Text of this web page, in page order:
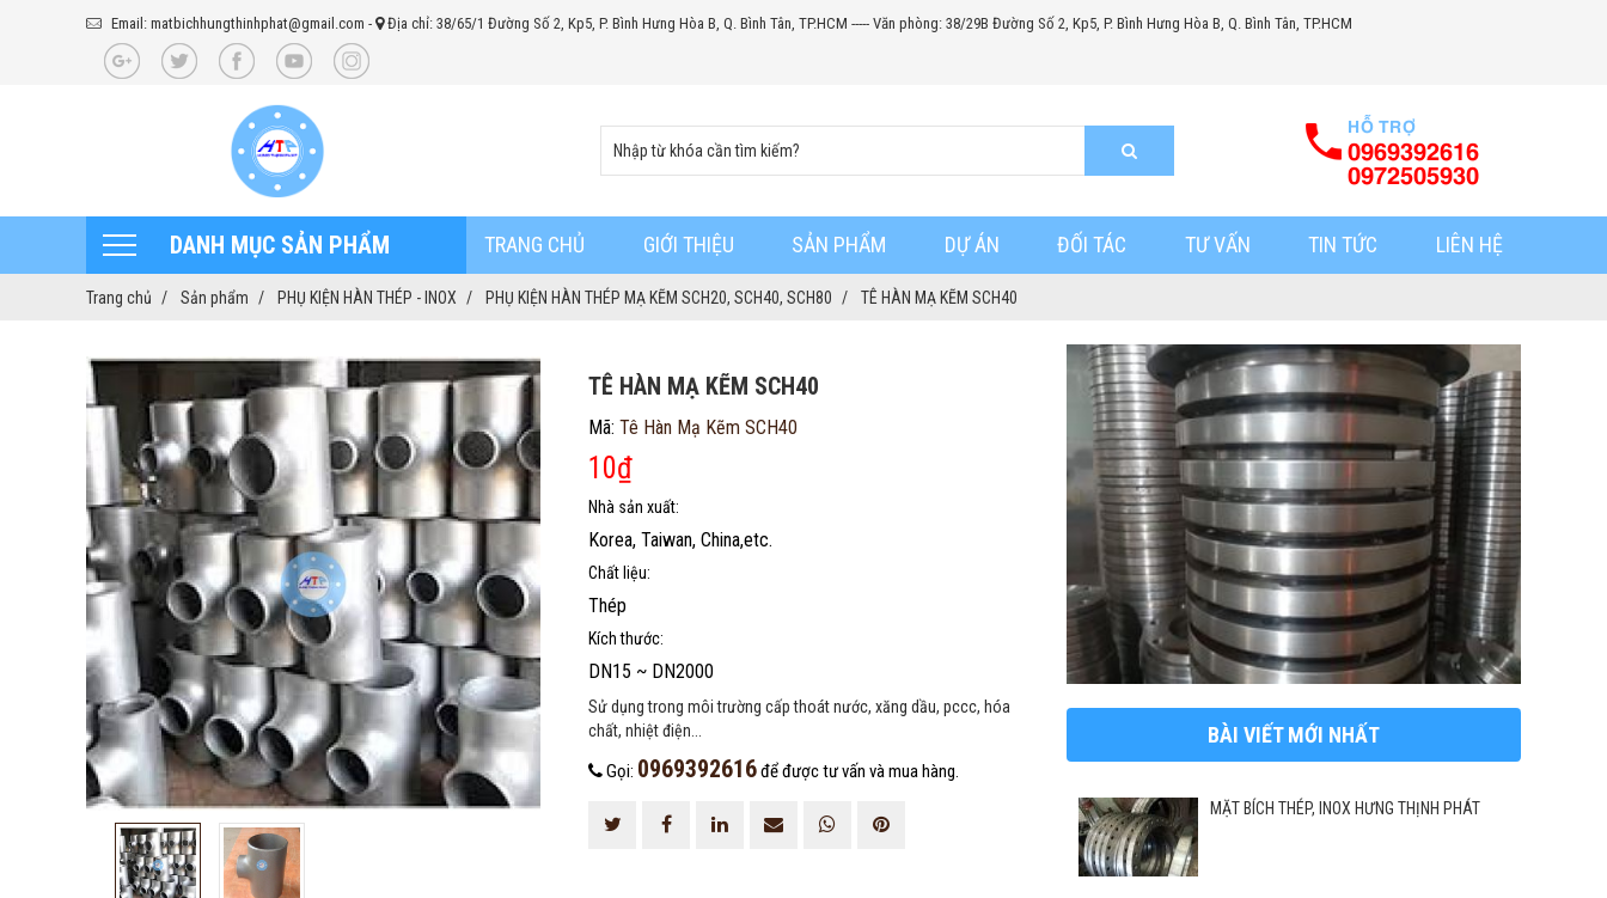
Email: matbichhungthinhphat@gmail.com - Địa chỉ: 38/65/1 Đường Số 2, Kp5, P. Bình Hưng Hòa B, Q. Bình Tân, TP.HCM ----- Văn phòng: 38/29B Đường Số 2, Kp5, P. Bình Hưng Hòa B, Q. Bình Tân, TP.HCM
HỖ TRỢ
0969392616
0972505930
DANH MỤC SẢN PHẨM TRANG CHỦ GIỚI THIỆU SẢN PHẨM DỰ ÁN ĐỐI TÁC TƯ VẤN TIN TỨC LIÊN HỆ
Trang chủ Sản phẩm PHỤ KIỆN HÀN THÉP - INOX PHỤ KIỆN HÀN THÉP MẠ KẼM SCH20, SCH40, SCH80 TÊ HÀN MẠ KẼM SCH40
TÊ HÀN MẠ KẼM SCH40
Mã: Tê Hàn Mạ Kẽm SCH40
10₫
Nhà sản xuất:
Korea, Taiwan, China,etc.
Chất liệu:
Thép
Kích thước:
DN15 ~ DN2000
Sử dụng trong môi trường cấp thoát nước, xăng dầu, pccc, hóa
chất, nhiệt điện...
Gọi: 0969392616để được tư vấn và mua hàng.
BÀI VIẾT MỚI NHẤT
MẶT BÍCH THÉP, INOX HƯNG THỊNH PHÁT